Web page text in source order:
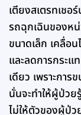
เตียงสเตรทเชอ
รถฉุกเฉินของหน่
ขนาดเล็ก เคลื่อ
และลดการกระแ
เดียว เพราะกา
นั่นจะทำให้ผู้ป่ว
ไม่ให้ตัวของผู้ป่